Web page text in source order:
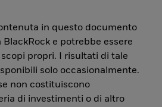
in questo documento
e potrebbe essere
propri. I risultati di tale
solo occasionalmente.
non costituiscono
di investimenti o di altro